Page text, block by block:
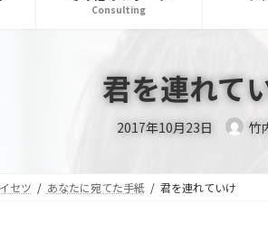
Consulting
君を連れて
2017年10月23日 竹
セツ あなたに宛てた手紙 君を連れていけ